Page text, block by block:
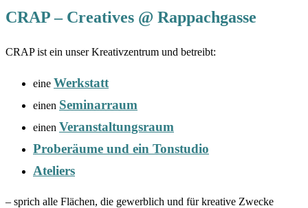
CRAP – Creatives @ Rappachgasse
CRAP ist ein unser Kreativzentrum und betreibt:
eine Werkstatt
einen Seminarraum
einen Veranstaltungsraum
Proberäume und ein Tonstudio
Ateliers
– sprich alle Flächen, die gewerblich und für kreative Zwecke